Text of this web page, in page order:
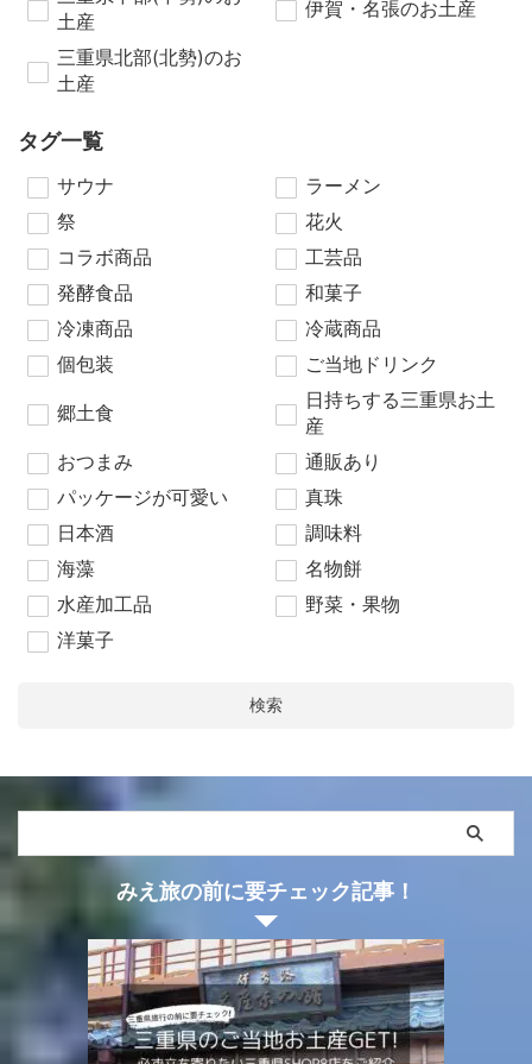
土産
伊賀・名張のお土産
三重県北部(北勢)のお
土産
タグ一覧
サウナ
ラーメン
祭
花火
コラボ商品
工芸品
発酵食品
和菓子
冷凍商品
冷蔵商品
個包装
ご当地ドリンク
郷土食
日持ちする三重県お土
産
おつまみ
通販あり
パッケージが可愛い
真珠
日本酒
調味料
海藻
名物餅
水産加工品
野菜・果物
洋菓子
検索
みえ旅の前に要チェック記事！